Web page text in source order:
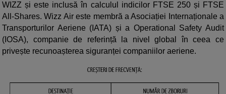
WIZZ și este inclusă în calculul indicilor FTSE 250 și FTSE
All-Shares. Wizz Air este membră a Asociației Internaționale a
Transporturilor Aeriene (IATA) și a Operational Safety Audit
(IOSA), companie de referință la nivel global în ceea ce
privește recunoașterea siguranței companiilor aeriene.